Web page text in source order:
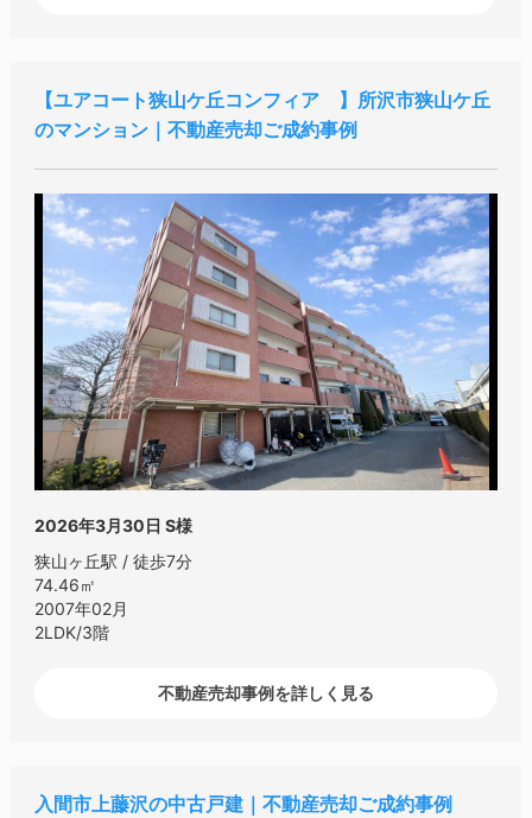
ユアコート狭山ケ丘コンフィア
所沢市狭山ケ丘
のマンション｜不動産売却ご成約事例
2026年3月30日 S様
狭山ヶ丘駅 / 徒歩7分
74.46㎡
2007年02月
2LDK/3階
不動産売却事例を詳しく見る
入間市上藤沢の中古戸建｜不動産売却ご成約事例